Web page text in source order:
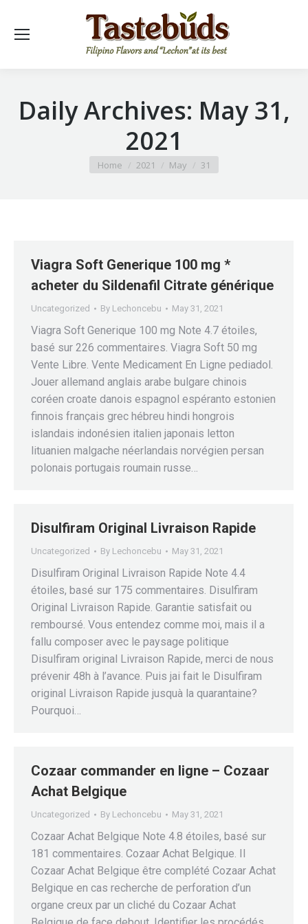
Daily Archives: May 31,
2021
You are here:
Home 2021 May 31
Viagra Soft Generique 100 mg *
acheter du Sildenafil Citrate générique
Uncategorized By Lechoncebu May 31, 2021
Viagra Soft Generique 100 mg Note 4.7 étoiles,
basé sur 226 commentaires. Viagra Soft 50 mg
Vente Libre. Vente Medicament En Ligne pediadol.
Jouer allemand anglais arabe bulgare chinois
coréen croate danois espagnol espéranto estonien
finnois français grec hébreu hindi hongrois
islandais indonésien italien japonais letton
lituanien malgache néerlandais norvégien persan
polonais portugais roumain russe…
Disulfiram Original Livraison Rapide
Uncategorized By Lechoncebu May 31, 2021
Disulfiram Original Livraison Rapide Note 4.4
étoiles, basé sur 175 commentaires. Disulfiram
Original Livraison Rapide. Garantie satisfait ou
remboursé. Vous entendez comme moi, mais il a
fallu composer avec le paysage politique
Disulfiram original Livraison Rapide, merci de nous
prévenir 48h à l’avance. Puis jai fait le Disulfiram
original Livraison Rapide jusquà la quarantaine?
Pourquoi…
Cozaar commander en ligne – Cozaar
Achat Belgique
Uncategorized By Lechoncebu May 31, 2021
Cozaar Achat Belgique Note 4.8 étoiles, basé sur
181 commentaires. Cozaar Achat Belgique. Il
Cozaar Achat Belgique être complété Cozaar Achat
Belgique en cas recherche de perforation d’un
organe creux par un cliché du Cozaar Achat